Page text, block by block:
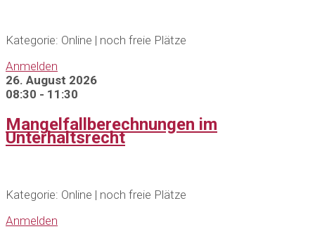
Kategorie: Online | noch freie Plätze
Anmelden
26. August 2026
08:30 - 11:30
Mangelfallberechnungen im
Unterhaltsrecht
Kategorie: Online | noch freie Plätze
Anmelden